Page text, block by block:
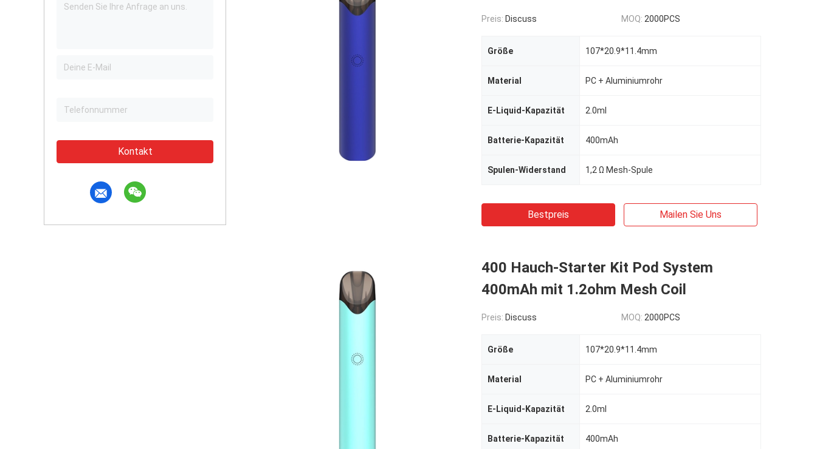
Kontakt
Preis: Discuss MOQ: 2000PCS
Größe 107*20.9*11.4mm
Material PC + Aluminiumrohr
E-Liquid-Kapazität 2.0ml
Batterie-Kapazität 400mAh
Spulen-Widerstand 1,2 Ω Mesh-Spule
Bestpreis Mailen Sie Uns
400 Hauch-Starter Kit Pod System
400mAh mit 1.2ohm Mesh Coil
Preis: Discuss MOQ: 2000PCS
Größe 107*20.9*11.4mm
Material PC + Aluminiumrohr
E-Liquid-Kapazität 2.0ml
Batterie-Kapazität 400mAh